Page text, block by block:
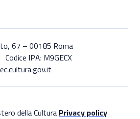
67 – 00185 Roma
Codice IPA: M9GECX
della Cultura Privacy policy